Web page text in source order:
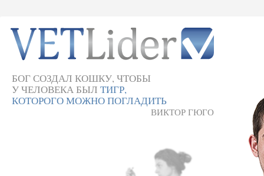
БОГ СОЗДАЛ КОШКУ, ЧТОБЫ
У ЧЕЛОВЕКА БЫЛТИГР,
КОТОРОГО МОЖНО ПОГЛАДИТЬ
ВИКТОР ГЮГО